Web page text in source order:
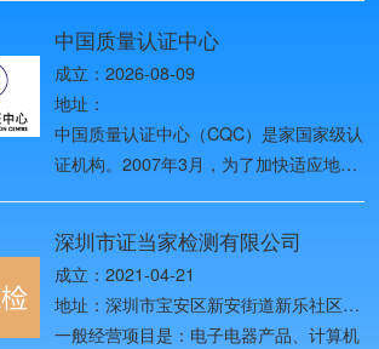
际化战略、全球化品牌战略四个发展阶
段，2019年进入第五个发展阶段——网
络化战略阶段，团队目前已发展为全国
ISO体系认证头部品牌。
中国质量认证中心
成立：2026-08-09
地址：
中国质量认证中心（CQC）是家国家级认
证机构。2007年3月，为了加快适应地方
（CQC）与原中国检验认证集团
（CCIC）等机构进行重组改革，以做优
做强CQC和CCIC两个品牌 。
深圳市证当家检测有限公司
成立：2021-04-21
地址：深圳市宝安区新安街道新乐社区38
区龙井一路华创达前海创客科技创新基地
一般经营项目是：电子电器产品、计算机